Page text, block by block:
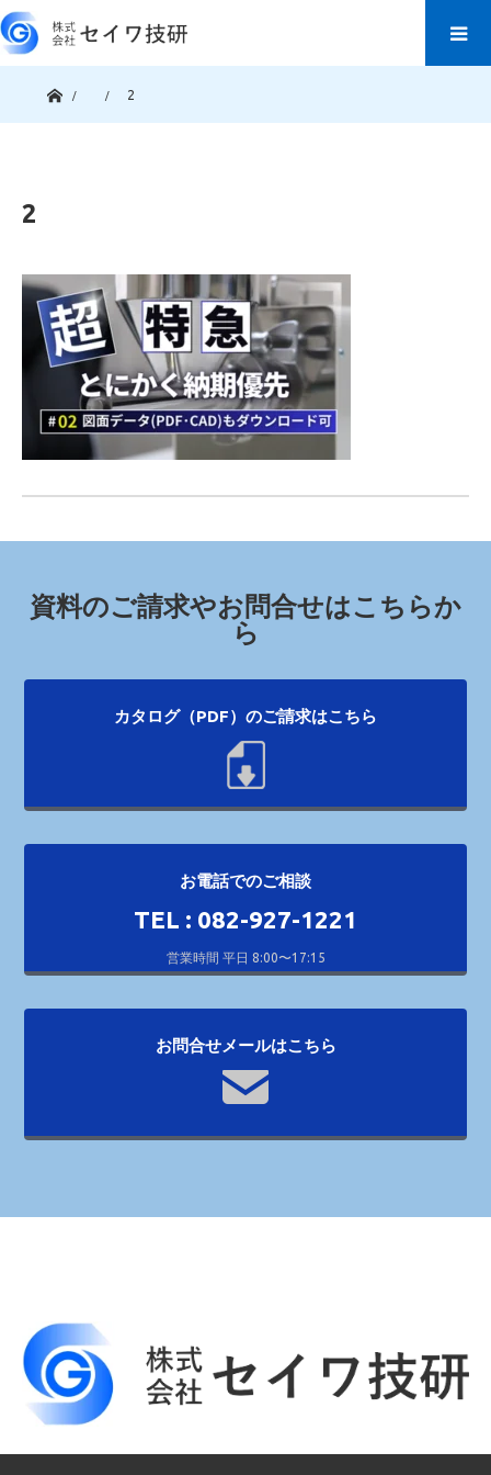
ホーム 2
2
資料のご請求やお問合せはこちらか
ら
カタログ（PDF）のご請求はこちら
お電話でのご相談
TEL : 082-927-1221
営業時間 平日 8:00〜17:15
お問合せメールはこちら